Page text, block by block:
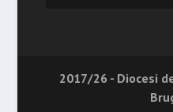
2017/26 - Diocesi